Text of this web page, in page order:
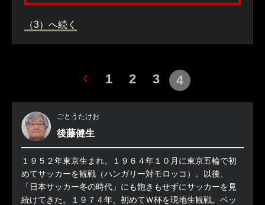
（3）へ続く
1 2 3 4
ごとうたけお
後藤健生
１９５２年東京生まれ。１９６４年１０月に東京五輪で初
めてサッカーを観戦（ハンガリー対モロッコ）。以後、
「日本サッカー冬の時代」にも飽きもせずにサッカーを見
続けてきた。１９７４年、初めてＷ杯を現地生観戦。ベッ